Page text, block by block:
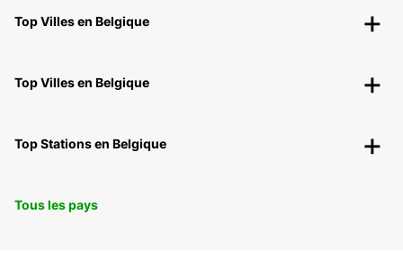
Top Villes en Belgique
Top Villes en Belgique
Top Stations en Belgique
Tous les pays